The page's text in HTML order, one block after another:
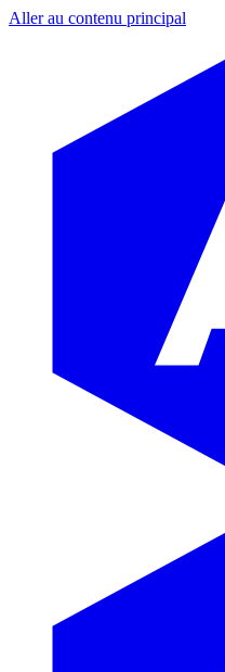
Aller au contenu principal